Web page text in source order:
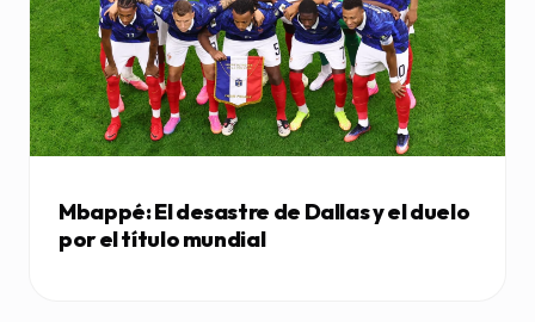
Mbappé: El desastre de Dallas y el duelo
por el título mundial